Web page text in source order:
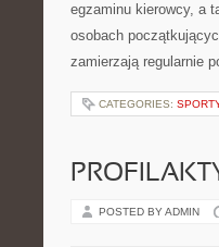
egzaminu kierowcy, a
osobach
zamierzają regularnie
CATEGORIES:
POSTED BY ADMIN